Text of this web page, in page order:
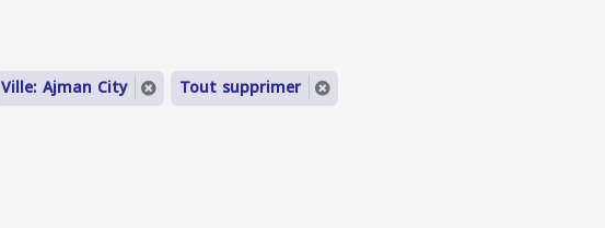
Ville: Ajman City Tout supprimer